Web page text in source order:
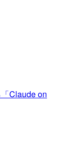
Claude on